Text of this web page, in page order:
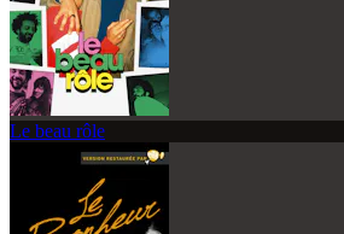
Le beau rôle